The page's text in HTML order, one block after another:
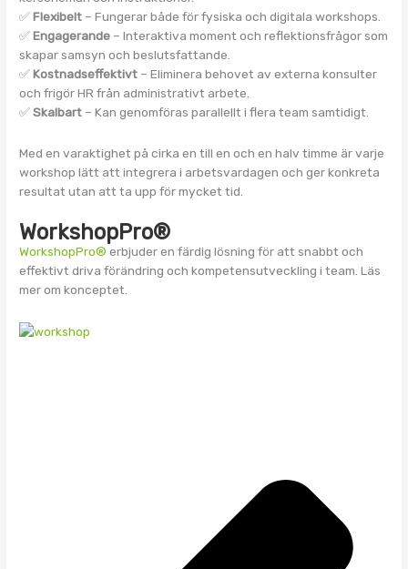
✅Flexibelt – Fungerar både för fysiska och digitala workshops.
✅Engagerande – Interaktiva moment och reflektionsfrågor som
skapar samsyn och beslutsfattande.
✅Kostnadseffektivt – Eliminera behovet av externa konsulter
och frigör HR från administrativt arbete.
✅Skalbart – Kan genomföras parallellt i flera team samtidigt.
Med en varaktighet på cirka en till en och en halv timme är varje
workshop lätt att integrera i arbetsvardagen och ger konkreta
resultat utan att ta upp för mycket tid.
WorkshopPro®
WorkshopPro® erbjuder en färdig lösning för att snabbt och
effektivt driva förändring och kompetensutveckling i team. Läs
mer om konceptet.